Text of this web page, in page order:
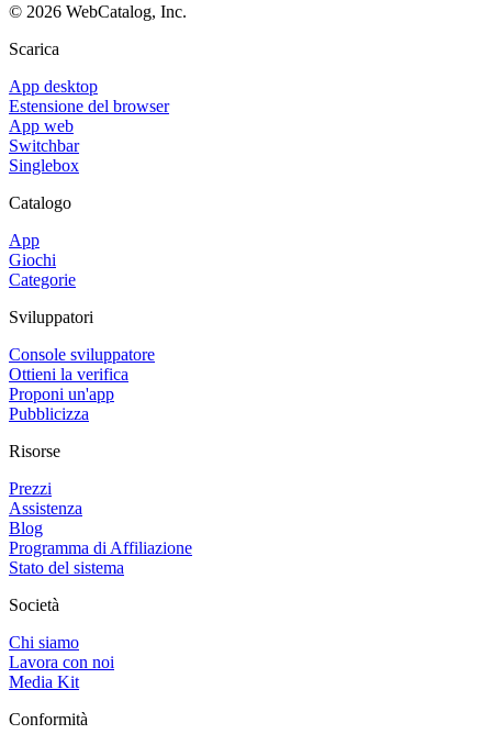
© 2026 WebCatalog, Inc.
Scarica
App desktop
Estensione del browser
App web
Switchbar
Singlebox
Catalogo
App
Giochi
Categorie
Sviluppatori
Console sviluppatore
Ottieni la verifica
Proponi un'app
Pubblicizza
Risorse
Prezzi
Assistenza
Blog
Programma di Affiliazione
Stato del sistema
Società
Chi siamo
Lavora con noi
Media Kit
Conformità